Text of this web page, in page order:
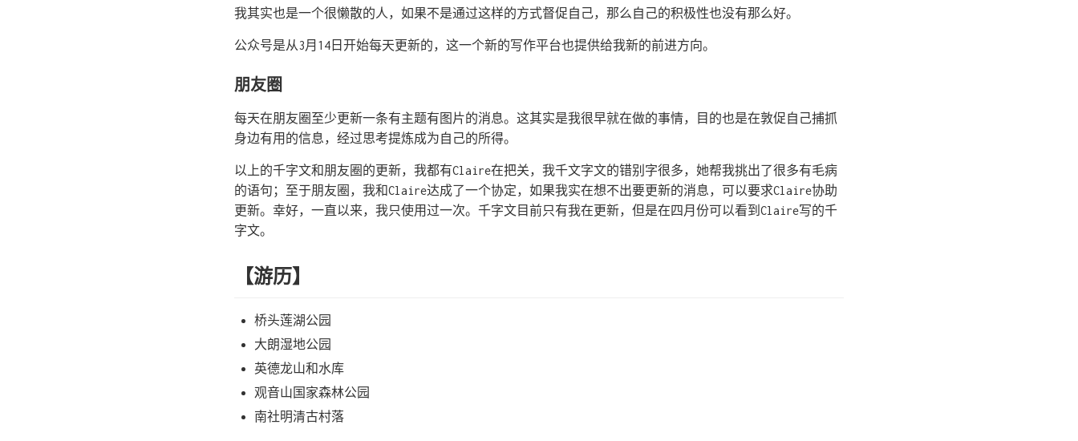
我其实也是一个很懒散的人，如果不是通过这样的方式督促自己，那么自己的积极性也没有那么好。
公众号是从3月14日开始每天更新的，这一个新的写作平台也提供给我新的前进方向。
朋友圈
每天在朋友圈至少更新一条有主题有图片的消息。这其实是我很早就在做的事情，目的也是在敦促自己捕抓
身边有用的信息，经过思考提炼成为自己的所得。
以上的千字文和朋友圈的更新，我都有Claire在把关，我千文字文的错别字很多，她帮我挑出了很多有毛病
的语句；至于朋友圈，我和Claire达成了一个协定，如果我实在想不出要更新的消息，可以要求Claire协助
更新。幸好，一直以来，我只使用过一次。千字文目前只有我在更新，但是在四月份可以看到Claire写的千
字文。
【游历】
桥头莲湖公园
大朗湿地公园
英德龙山和水库
观音山国家森林公园
南社明清古村落